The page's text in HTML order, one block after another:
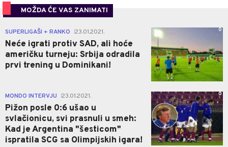
MOŽDA ĆE VAS ZANIMATI
SUPERLIGAŠI + RANKO 23.01.2021.
Neće igrati protiv SAD, ali hoće
američku turneju: Srbija odradila
prvi trening u Dominikani!
0
MONDO INTERVJU 23.01.2021.
Pižon posle 0:6 ušao u
svlačionicu, svi prasnuli u smeh:
Kad je Argentina "šesticom"
ispratila SCG sa Olimpijskih igara!
0